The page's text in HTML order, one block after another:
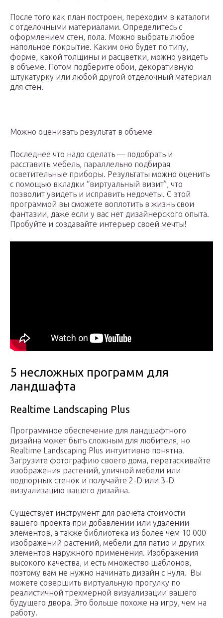
После того как план построен, переходим в каталоги
с отделочными материалами. Определитесь с
оформлением стен, пола. Можно выбрать любое
напольное покрытие. Каким оно будет по типу,
форме, какой толщины и расцветки, можно увидеть
в объеме. Потом подберите обои, декоративную
штукатурку или любой другой отделочный материал
для стен.
Можно оценивать результат в объеме
Последнее что надо сделать — подобрать и
расставить мебель, параллельно подбирая
осветительные приборы. Результаты можно оценить
с помощью вкладки “виртуальный визит”, что
позволит увидеть и исправить недочеты. С этой
программой вы сможете воплотить в жизнь свои
фантазии, даже если у вас нет дизайнерского опыта.
Пробуйте и создавайте интерьер своей мечты!
5 несложных программ для
ландшафта
Realtime Landscaping Plus
Программное обеспечение для ландшафтного
дизайна может быть сложным для любителя, но
Realtime Landscaping Plus интуитивно понятна.
Загрузите фотографию своего дома, перетаскивайте
изображения растений, уличной мебели или
подпорных стенок и получайте 2-D или 3-D
визуализацию вашего дизайна.
Существует инструмент для расчета стоимости
вашего проекта при добавлении или удалении
элементов, а также библиотека из более чем 10 000
изображений растений, мебели для патио и других
элементов наружного применения. Изображения
высокого качества, и есть множество шаблонов,
поэтому вам не нужно начинать дизайн с нуля. Вы
можете совершить виртуальную прогулку по
реалистичной трехмерной визуализации вашего
будущего двора. Это больше похоже на игру, чем на
работу.